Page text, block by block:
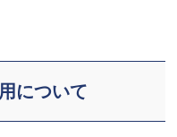
について